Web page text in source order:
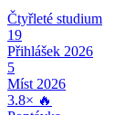
Čtyřleté studium
19
Přihlášek 2026
5
Míst 2026
3.8× 🔥